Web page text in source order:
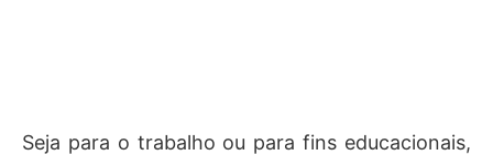
Seja para o trabalho ou para fins educacionais,